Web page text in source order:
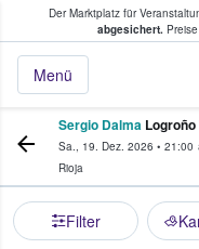
Der Marktplatz für
abgesichert.Preise
Menü
Tickets
Sergio Dalma
Sa., 19. Dez. 2026 • 21:00
Rioja
Filter